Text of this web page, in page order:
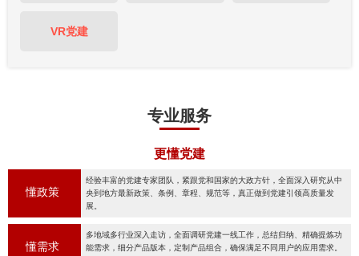
VR党建
专业服务
更懂党建
懂政策
经验丰富的党建专家团队，紧跟党和国家的大政方针，全面深入研究从中
央到地方最新政策、条例、章程、规范等，真正做到党建引领高质量发
展。
懂需求
多地域多行业深入走访，全面调研党建一线工作，总结归纳、精确提炼功
能需求，细分产品版本，定制产品组合，确保满足不同用户的应用需求。